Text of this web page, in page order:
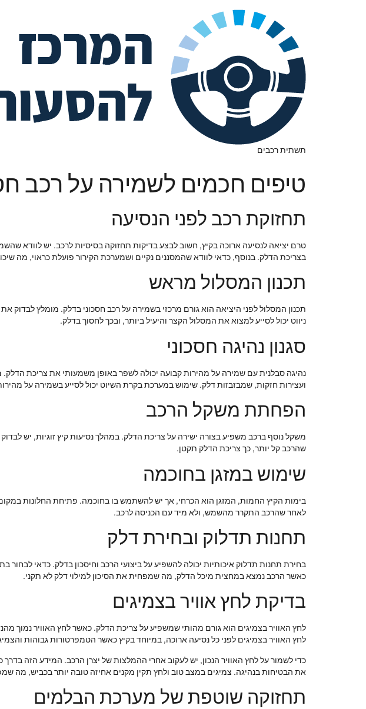
תשתית רכבים
טיפים חכמים לשמירה על רכב
תחזוקת רכב לפני הנסיעה
טרם יציאה לנסיעה ארוכה בקיץ, חשוב לבצע בדיקות תחזוקה בסיסיות לרכב. יש לוודא
בצריכת הדלק. בנוסף, כדאי לוודא שהמסננים נקיים ושמערכת הקירור פועלת כראוי, מה
תכנון המסלול מראש
תכנון המסלול לפני היציאה הוא גורם מרכזי בשמירה על רכב חסכוני בדלק. מומלץ לבדוק
ניווט יכול לסייע למצוא את המסלול הקצר והיעיל ביותר, ובכך לחסוך בדלק.
סגנון נהיגה חסכוני
נהיגה סבלנית עם שמירה על מהירות קבועה יכולה לשפר באופן משמעותי את צריכת
ועצירות חזקות, שמבזבזות דלק. שימוש במערכת בקרת השיוט יכול לסייע בשמירה על
הפחתת משקל הרכב
משקל נוסף ברכב משפיע בצורה ישירה על צריכת הדלק. במהלך נסיעות קיץ זוגיות, יש
שהרכב קל יותר, כך צריכת הדלק תקטן.
שימוש במזגן בחוכמה
בימות הקיץ החמות, המזגן הוא הכרחי, אך יש להשתמש בו בחוכמה. פתיחת החלונות במקום
לאחר שהרכב התקרר מהשמש, ולא מיד עם הכניסה לרכב.
תחנות תדלוק ובחירת דלק
בחירת תחנות תדלוק איכותיות יכולה להשפיע על ביצועי הרכב וחיסכון בדלק. כדאי לבחור
כאשר הרכב נמצא במחצית מיכל הדלק, מה שמפחית את הסיכון למילוי דלק לא תקני.
בדיקת לחץ אוויר בצמיגים
לחץ האוויר בצמיגים הוא גורם מהותי שמשפיע על צריכת הדלק. כאשר לחץ האוויר נמוך
לחץ האוויר בצמיגים לפני כל נסיעה ארוכה, במיוחד בקיץ כאשר הטמפרטורות גבוהות
את הבטיחות בנהיגה. צמיגים במצב טוב ולחץ תקין מקנים אחיזה טובה יותר בכביש, מה
תחזוקה שוטפת של מערכת הבלמים